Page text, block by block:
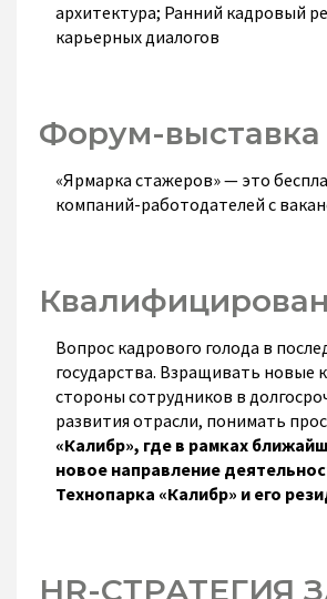
архитектура; Ранний кадровый
карьерных диалогов
Форум-выставка
«Ярмарка стажеров» — это
компаний-работодателей с
Вопрос кадрового голода в
государства. Взращивать новые
стороны сотрудников в
развития отрасли, понимать
«Калибр», где в рамках
новое направление
Технопарка «Калибр» и его
HR-